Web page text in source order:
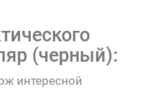
(черный):
интересной